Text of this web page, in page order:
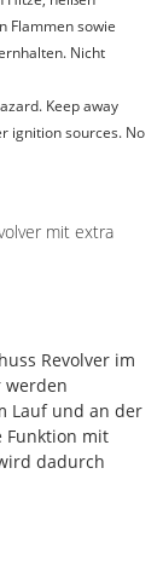
Flammen sowie
Nicht
Keep away
ignition sources. No
mit extra
Revolver im
werden
Lauf und an der
Funktion mit
dadurch